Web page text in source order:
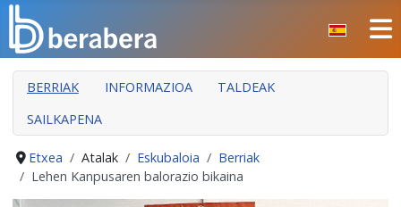
ITXI
HASIERA
KLUBA
MANTEO
ATALAK
BERRIAK INFORMAZIOA
TALDEAK
SAILKAPENA
Etxea Atalak Eskubaloia
Berriak
Lehen Kanpusaren balorazio bikaina